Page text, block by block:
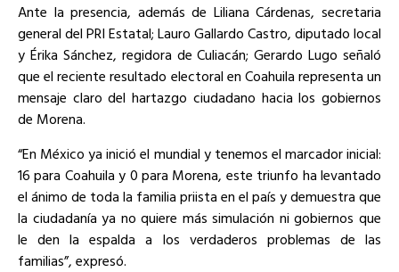
Ante la presencia, además de Liliana Cárdenas, secretaria
general del PRI Estatal; Lauro Gallardo Castro, diputado local
y Érika Sánchez, regidora de Culiacán; Gerardo Lugo señaló
que el reciente resultado electoral en Coahuila representa un
mensaje claro del hartazgo ciudadano hacia los gobiernos
de Morena.
“En México ya inició el mundial y tenemos el marcador inicial:
16 para Coahuila y 0 para Morena, este triunfo ha levantado
el ánimo de toda la familia priista en el país y demuestra que
la ciudadanía ya no quiere más simulación ni gobiernos que
le den la espalda a los verdaderos problemas de las
familias”, expresó.